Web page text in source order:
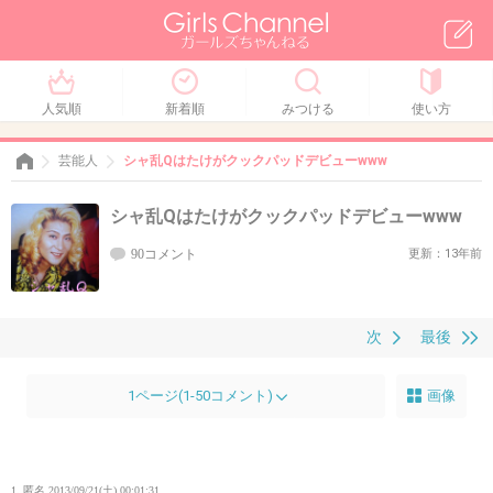
人気順 新着順 みつける 使い方
芸能人 シャ乱Qはたけがクックパッドデビューwww
シャ乱Qはたけがクックパッドデビューwww
90コメント 更新：13年前
最後
次
1ページ(1-50コメント) 画像
1. 匿名 2013/09/21(土) 00:01:31